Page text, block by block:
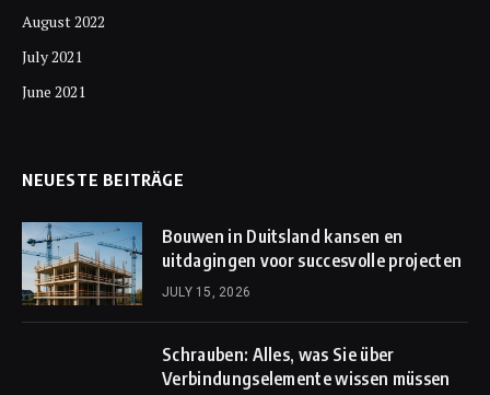
August 2022
July 2021
June 2021
NEUESTE BEITRÄGE
Bouwen in Duitsland kansen en
uitdagingen voor succesvolle projecten
JULY 15, 2026
Schrauben: Alles, was Sie über
Verbindungselemente wissen müssen